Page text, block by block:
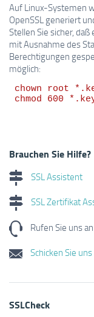
Auf Linux-Systemen
OpenSSL generiert
Stellen Sie sicher,
mit Ausnahme des
Berechtigungen
möglich:
chmod 600
Brauchen Sie Hilfe?
SSL Assistent
SSL Zertifikat
Rufen Sie uns an
Schicken Sie
SSLCheck